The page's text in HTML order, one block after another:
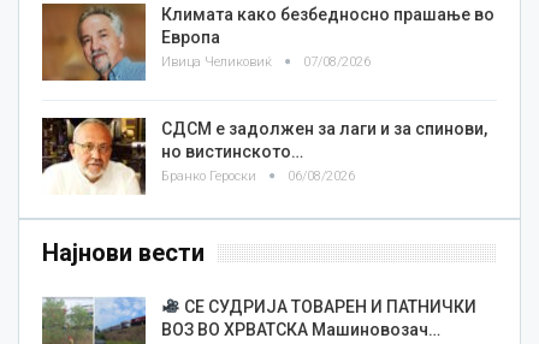
Климата како безбедносно прашање во
Европа
Ивица Челиковиќ 07/08/2026
СДСМ е задолжен за лаги и за спинови,
но вистинското…
Бранко Героски 06/08/2026
Најнови вести
СЕ СУДРИЈА ТОВАРЕН И ПАТНИЧКИ
ВОЗ ВО ХРВАТСКА Машиновозач…